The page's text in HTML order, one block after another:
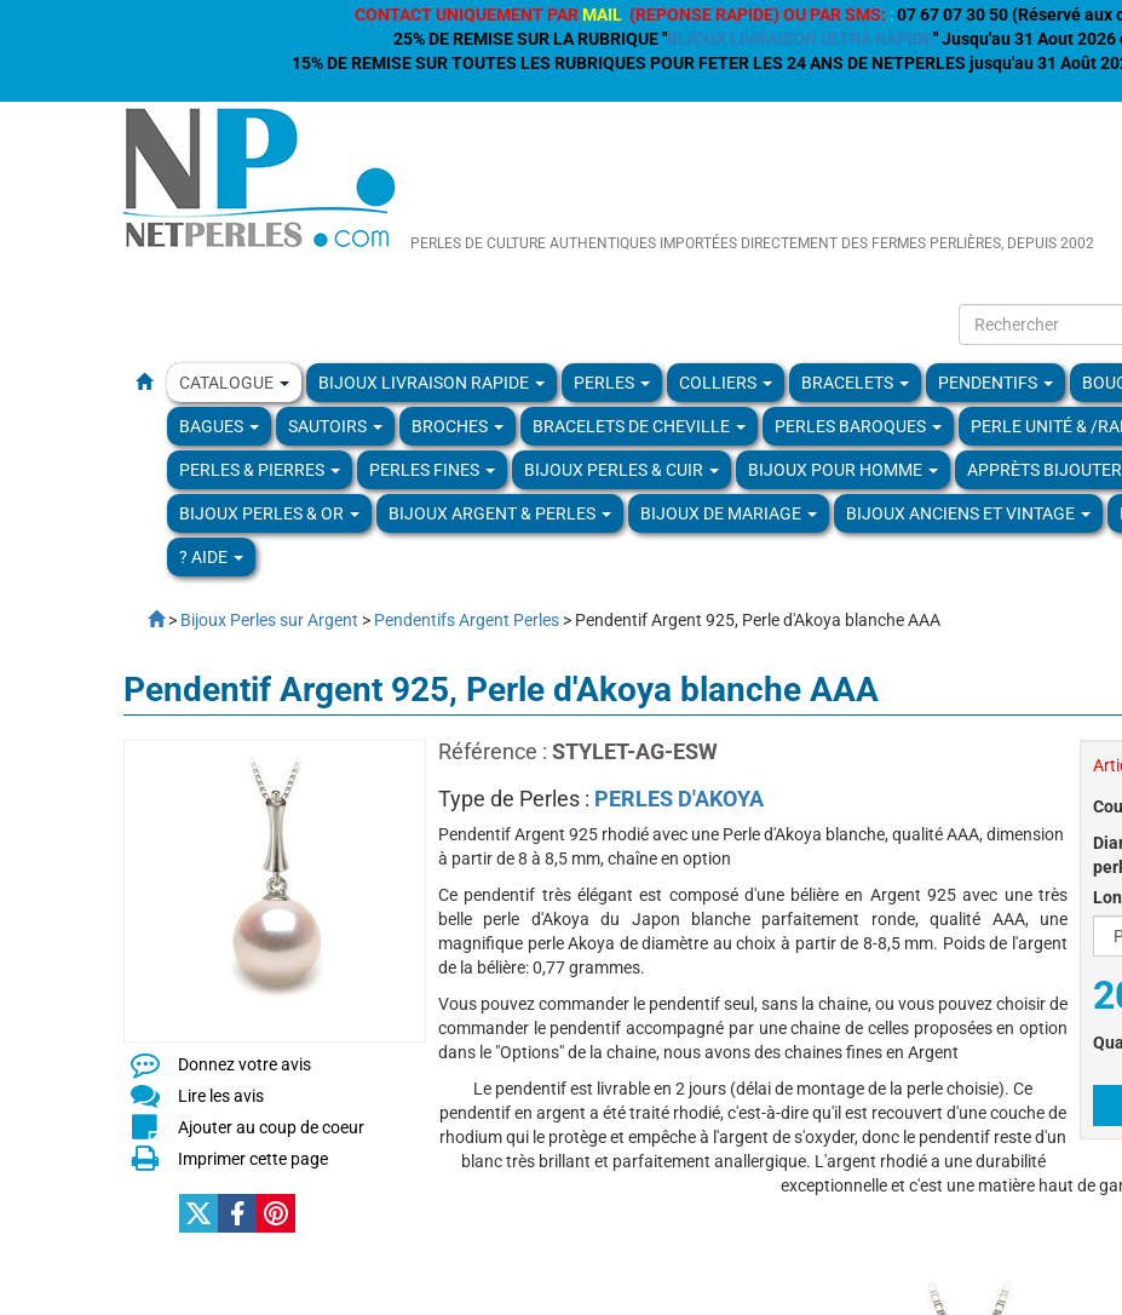
CONTACT UNIQUEMENT PAR MAIL (REPONSE RAPIDE) OU PAR SMS: : 07 67 07 30 50 (Réservé aux
25% DE REMISE SUR LA RUBRIQUE "BIJOUX LIVRAISON ULTRA RAPIDE" Jusqu'au 31 Aout 2026
15% DE REMISE SUR TOUTES LES RUBRIQUES POUR FETER LES 24 ANS DE NETPERLES jusqu'au 31 Août
PERLES DE CULTURE AUTHENTIQUES IMPORTÉES DIRECTEMENT DES FERMES PERLIÈRES, DEPUIS 2002
CATALOGUE BIJOUX LIVRAISON RAPIDE PERLES COLLIERS BRACELETS PENDENTIFS
BAGUES SAUTOIRS BROCHES BRACELETS DE CHEVILLE PERLES BAROQUES PERLE UNITÉ & /
PERLES & PIERRES PERLES FINES BIJOUX PERLES & CUIR BIJOUX POUR HOMME APPRÈTS
BIJOUX PERLES & OR BIJOUX ARGENT & PERLES BIJOUX DE MARIAGE BIJOUX ANCIENS ET VINTAGE
? AIDE
> Bijoux Perles sur Argent > Pendentifs Argent Perles > Pendentif Argent 925, Perle d'Akoya blanche AAA
Pendentif Argent 925, Perle d'Akoya blanche AAA
Donnez votre avis
Lire les avis
Ajouter au coup de coeur
Imprimer cette page
Référence : STYLET-AG-ESW
Type de Perles : PERLES D'AKOYA
Pendentif Argent 925 rhodié avec une Perle d'Akoya blanche, qualité AAA, dimension
à partir de 8 à 8,5 mm, chaîne en option
Ce pendentif très élégant est composé d'une bélière en Argent 925 avec une très
belle perle d'Akoya du Japon blanche parfaitement ronde, qualité AAA, une
magnifique perle Akoya de diamètre au choix à partir de 8-8,5 mm. Poids de l'argent
de la bélière: 0,77 grammes.
Vous pouvez commander le pendentif seul, sans la chaine, ou vous pouvez choisir de
commander le pendentif accompagné par une chaine de celles proposées en option
dans le "Options" de la chaine, nous avons des chaines fines en Argent
Le pendentif est livrable en 2 jours (délai de montage de la perle choisie). Ce
pendentif en argent a été traité rhodié, c'est-à-dire qu'il est recouvert d'une couche de
rhodium qui le protège et empêche à l'argent de s'oxyder, donc le pendentif reste d'un
blanc très brillant et parfaitement anallergique. L'argent rhodié a une durabilité
exceptionnelle et c'est une matière haut de